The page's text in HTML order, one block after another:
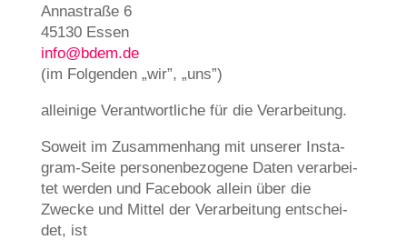
Anna­stra­ße 6
45130 Essen
info@bdem.de
(im Fol­gen­den „wir”, „uns”)
allei­ni­ge Ver­ant­wort­li­che für die Verarbeitung.
Soweit im Zusam­men­hang mit unse­rer Insta­
gram-Sei­te per­so­nen­be­zo­ge­ne Daten ver­ar­bei­
tet wer­den und Face­book allein über die
Zwecke und Mit­tel der Ver­ar­bei­tung ent­schei­
det, ist